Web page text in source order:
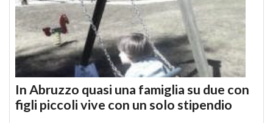
In Abruzzo quasi una famiglia su due con
figli piccoli vive con un solo stipendio